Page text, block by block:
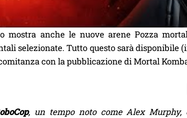
mostra anche le nuove arene Pozza
selezionate. Tutto questo sarà
con la pubblicazione di Mortal
, un tempo noto come Alex